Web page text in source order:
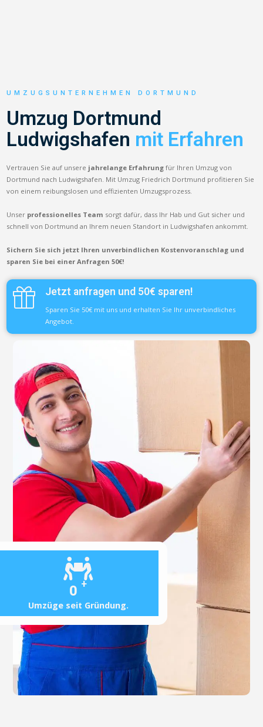
0 +
Umzüge seit Gründung.
UMZUGSUNTERNEHMEN DORTMUND
Umzug Dortmund
Ludwigshafen mit Erfahren
Vertrauen Sie auf unsere jahrelange Erfahrung für Ihren Umzug von
Dortmund nach Ludwigshafen. Mit Umzug Friedrich Dortmund profitieren Sie
von einem reibungslosen und effizienten Umzugsprozess.
Unser professionelles Team sorgt dafür, dass Ihr Hab und Gut sicher und
schnell von Dortmund an Ihrem neuen Standort in Ludwigshafen ankommt.
Sichern Sie sich jetzt Ihren unverbindlichen Kostenvoranschlag und
sparen Sie bei einer Anfragen 50€!
Jetzt anfragen und 50€ sparen!
Sparen Sie 50€ mit uns und erhalten Sie Ihr unverbindliches
Angebot.